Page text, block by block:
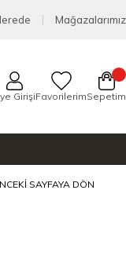
Mağazalarımız
GirişiFavorilerimSepetim
SAYFAYA DÖN